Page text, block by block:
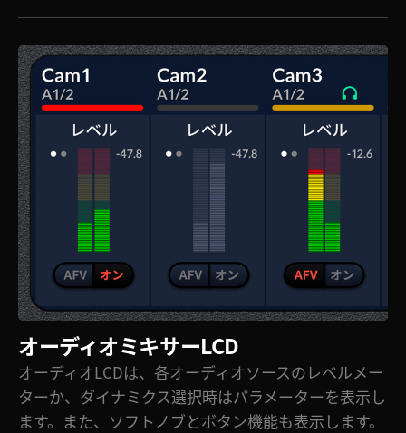
オーディオミキサーLCD
オーディオLCDは、各オーディオソースのレベルメー
ターか、ダイナミクス選択時はパラメーターを表示し
ます。また、ソフトノブとボタン機能も表示します。